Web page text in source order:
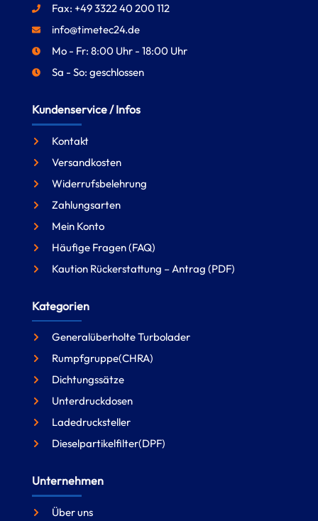
Fax: +49 3322 40 200 112
info@timetec24.de
Mo - Fr: 8:00 Uhr - 18:00 Uhr
Sa - So: geschlossen
Kundenservice / Infos
Kontakt
Versandkosten
Widerrufsbelehrung
Zahlungsarten
Mein Konto
Häufige Fragen (FAQ)
Kaution Rückerstattung – Antrag (PDF)
Kategorien
Generalüberholte Turbolader
Rumpfgruppe(CHRA)
Dichtungssätze
Unterdruckdosen
Ladedrucksteller
Dieselpartikelfilter(DPF)
Unternehmen
Über uns